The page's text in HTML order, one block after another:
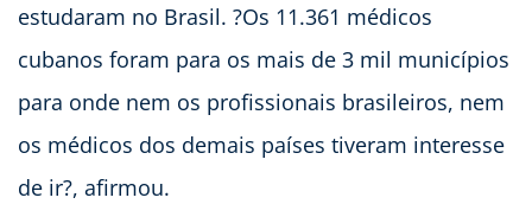
estudaram no Brasil. ?Os 11.361 médicos
cubanos foram para os mais de 3 mil municípios
para onde nem os profissionais brasileiros, nem
os médicos dos demais países tiveram interesse
de ir?, afirmou.